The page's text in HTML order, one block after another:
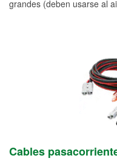
grandes (deben usarse al
Cables